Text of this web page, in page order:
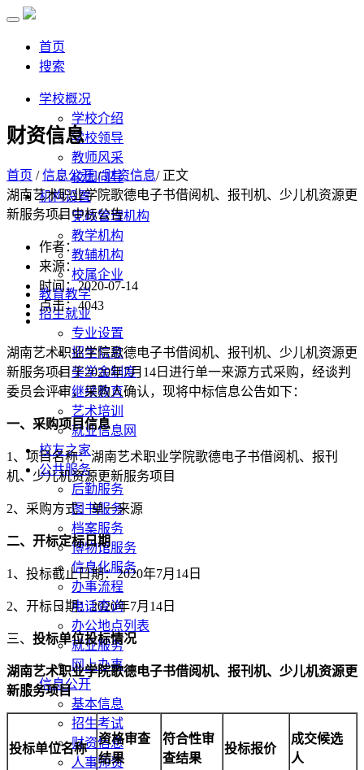
首页
搜索
学校概况
学校介绍
学校领导
教师风采
校园向导
机构设置
党政管理机构
教学机构
教辅机构
校属企业
教育教学
招生就业
专业设置
招生信息
奖学金制度
继续教育
艺术培训
就业信息网
校友之家
公共服务
后勤服务
图书服务
档案服务
博物馆服务
信息化服务
办事流程
电话查询
办公地点列表
就业服务
网上办事
信息公开
基本信息
招生考试
财资信息
人事师资
财资信息
首页 /信息公开/财资信息/ 正文
湖南艺术职业学院歌德电子书借阅机、报刊机、少儿机资源更
新服务项目中标公告
作者：
来源：
时间：2020-07-14
点击：4043
湖南艺术职业学院歌德电子书借阅机、报刊机、少儿机资源更
新服务项目于2020年7月14日进行单一来源方式采购，经谈判
委员会评审，采购人确认，现将中标信息公告如下：
一、 采购项目信息
1、项目名称：湖南艺术职业学院歌德电子书借阅机、报刊
机、少儿机资源更新服务项目
2、采购方式：单一来源
二、 开标定标日期
1、投标截止日期：2020年7月14日
2、开标日期：2020年7月14日
三、 投标单位投标情况
湖南艺术职业学院歌德电子书借阅机、报刊机、少儿机资源更
新服务项目
投标单位名称
资格审查
结果
符合性审
查结果
投标报价
成交候选
人